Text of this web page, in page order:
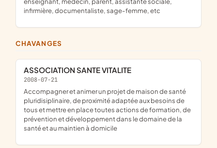
infirmière, documentaliste, sage-femme, etc
CHAVANGES
ASSOCIATION SANTE VITALITE
2008-07-21
accompagner et animer un projet de maison de santé
pluridisiplinaire, de proximité adaptée aux besoins de
tous et mettre en place toutes actions de formation, de
prévention et développement dans le domaine de la
santé et au maintien à domicile